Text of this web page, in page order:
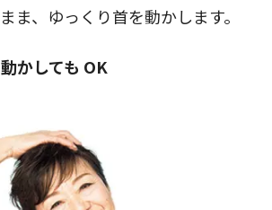
ま、ゆっくり首を動かします。
かしても OK